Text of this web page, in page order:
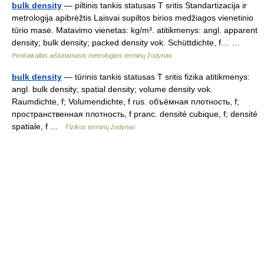
bulk density — piltinis tankis statusas T sritis Standartizacija ir
metrologija apibrėžtis Laisvai supiltos birios medžiagos vienetinio
tūrio masė. Matavimo vienetas: kg/m³. atitikmenys: angl. apparent
density; bulk density; packed density vok. Schüttdichte, f… …
Penkiakalbis aiškinamasis metrologijos terminų žodynas
bulk density — tūrinis tankis statusas T sritis fizika atitikmenys:
angl. bulk density; spatial density; volume density vok.
Raumdichte, f; Volumendichte, f rus. объёмная плотность, f;
пространственная плотность, f pranc. densité cubique, f; densité
spatiale, f …
Fizikos terminų žodynas